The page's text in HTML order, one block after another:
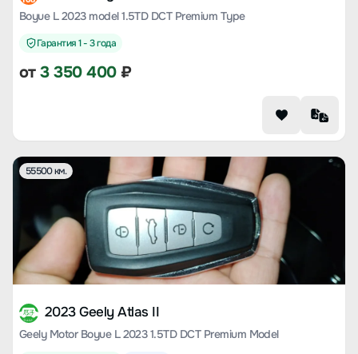
Boyue L 2023 model 1.5TD DCT Premium Type
Гарантия 1 - 3 года
от3 350 400₽
55500 км.
2023 Geely Atlas II
Geely Motor Boyue L 2023 1.5TD DCT Premium Model